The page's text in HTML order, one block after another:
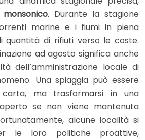
. Durante la stagione
marine e i fiumi in piena
quantità di rifiuti verso le coste.
ad agosto significa anche
dell’amministrazione locale di
Una spiaggia può essere
carta, ma trasformarsi in una
se non viene mantenuta
alcune località si
le loro politiche proattive,